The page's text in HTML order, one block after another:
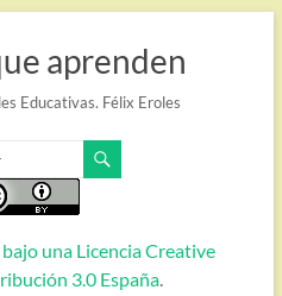
aprenden
Educativas. Félix Eroles
una Licencia Creative
3.0 España.